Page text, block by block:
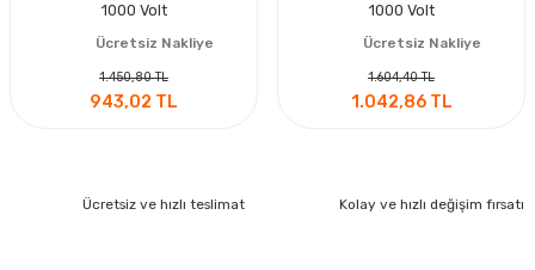
1000 Volt
Ücretsiz Nakliye
1.450,80 TL
943,02 TL
1000 Volt
Ücretsiz Nakliye
1.604,40 TL
1.042,86 TL
Ücretsiz ve hızlı teslimat Kolay ve hızlı değişim fırsatı